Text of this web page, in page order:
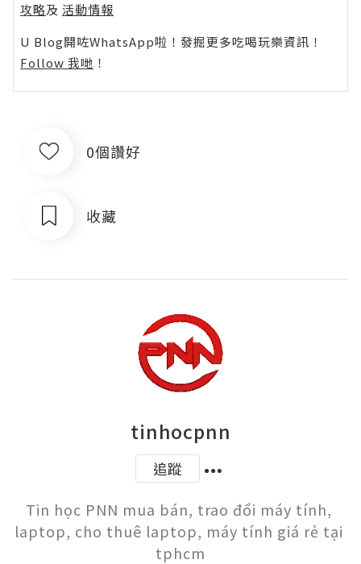
攻略及 活動情報
U Blog開咗WhatsApp啦！發掘更多吃喝玩樂資訊！
Follow 我哋 ！
0個讚好
收藏
tinhocpnn
追蹤
Tin học PNN mua bán, trao đổi máy tính,
laptop, cho thuê laptop, máy tính giá rẻ tại
tphcm